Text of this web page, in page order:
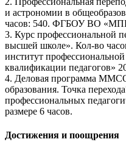
и астрономии в
часов: 540. ФГБОУ ВО
3. Курс профессиональной
высшей школе». Кол-во
институт
квалификации педагогов»
4. Деловая программа
образования. Точка
профессиональных
размере 6 часов.
Достижения и поощрения